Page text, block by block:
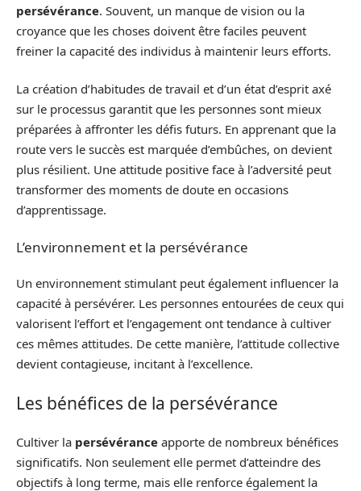
persévérance. Souvent, un manque de vision ou la
croyance que les choses doivent être faciles peuvent
freiner la capacité des individus à maintenir leurs efforts.
La création d’habitudes de travail et d’un état d’esprit axé
sur le processus garantit que les personnes sont mieux
préparées à affronter les défis futurs. En apprenant que la
route vers le succès est marquée d’embûches, on devient
plus résilient. Une attitude positive face à l’adversité peut
transformer des moments de doute en occasions
d’apprentissage.
L’environnement et la persévérance
Un environnement stimulant peut également influencer la
capacité à persévérer. Les personnes entourées de ceux qui
valorisent l’effort et l’engagement ont tendance à cultiver
ces mêmes attitudes. De cette manière, l’attitude collective
devient contagieuse, incitant à l’excellence.
Les bénéfices de la persévérance
Cultiver la persévérance apporte de nombreux bénéfices
significatifs. Non seulement elle permet d’atteindre des
objectifs à long terme, mais elle renforce également la